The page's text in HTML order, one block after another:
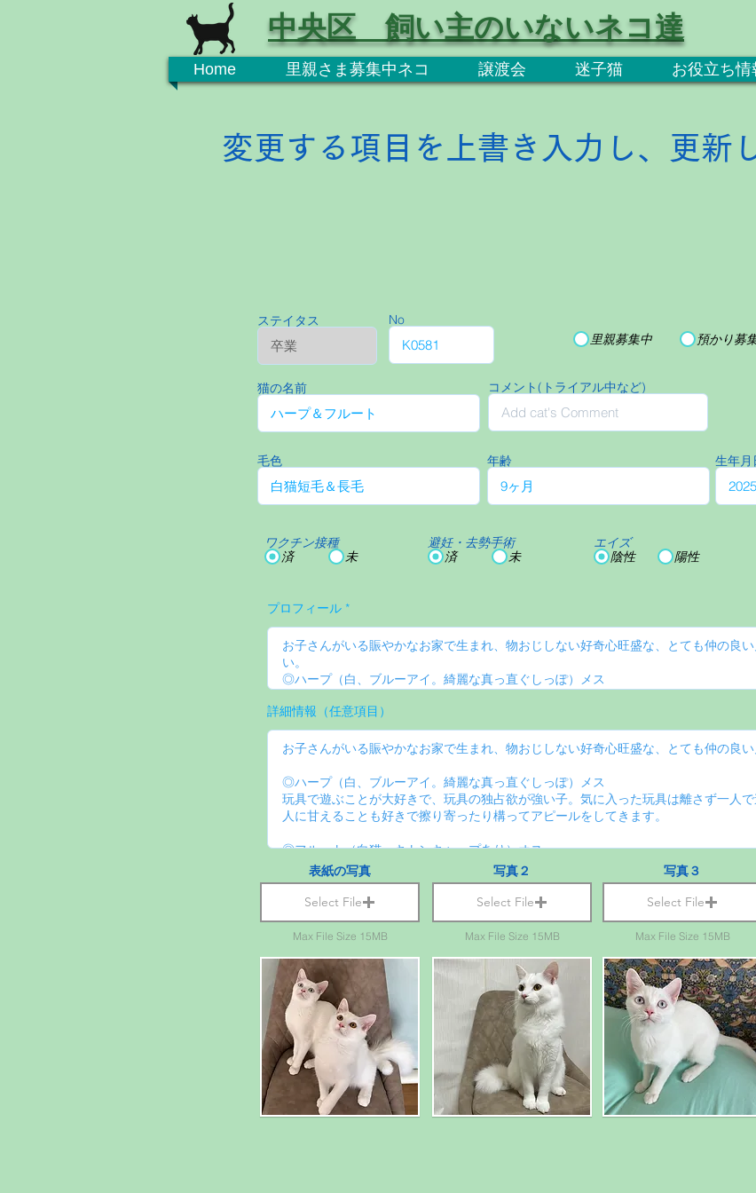
Home 里親さま募集中ネコ 譲渡会 迷子猫 お役立ち情
中央区 飼い主のいないネコ達
変更する項目を上書き入力し、更新
ステイタス No
里親募集中 預かり募
猫の名前 コメント(トライアル中など)
毛色 年齢 生年月
ワクチン接種
済
未
避妊・去勢手術
済
未
エイズ
陰性
陽性
プロフィール
詳細情報（任意項目）
表紙の写真
Select File
Max File Size 15MB
写真２
Select File
Max File Size 15MB
写真３
Select File
Max File Size 15MB